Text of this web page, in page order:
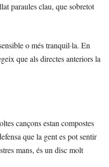
paraules clau, que sobretot
o més tranquil·la. En
que als directes anteriors la
cançons estan compostes
que la gent es pot sentir
mans, és un disc molt